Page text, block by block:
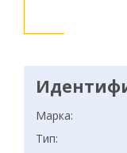
Марка:
Тип: